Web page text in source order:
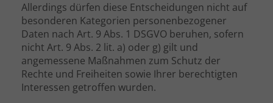
Allerdings dürfen diese Entscheidungen nicht auf
besonderen Kategorien personenbezogener
Daten nach Art. 9 Abs. 1 DSGVO beruhen, sofern
nicht Art. 9 Abs. 2 lit. a) oder g) gilt und
angemessene Maßnahmen zum Schutz der
Rechte und Freiheiten sowie Ihrer berechtigten
Interessen getroffen wurden.